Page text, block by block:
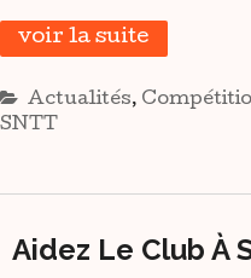
voir la suite
Actualités,
SNTT
Aidez Le Club À